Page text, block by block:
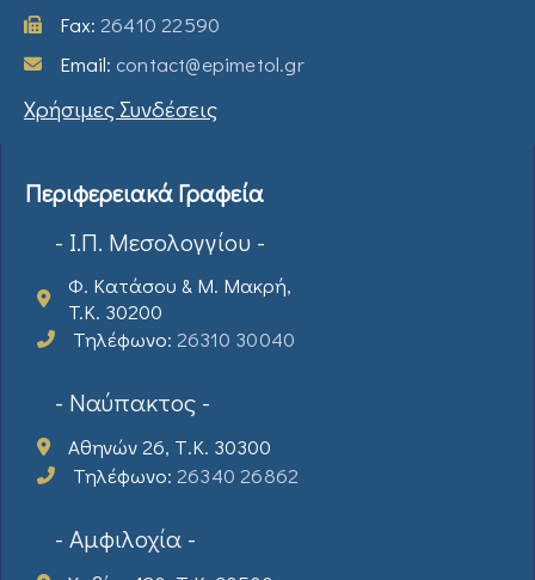
Fax: 26410 22590
Email: contact@epimetol.gr
Χρήσιμες Συνδέσεις
Περιφερειακά Γραφεία
- Ι.Π. Μεσολογγίου -
Φ. Κατάσου & Μ. Μακρή,
T.K. 30200
Τηλέφωνο: 26310 30040
- Ναύπακτος -
Αθηνών 26, Τ.Κ. 30300
Τηλέφωνο: 26340 26862
- Αμφιλοχία -